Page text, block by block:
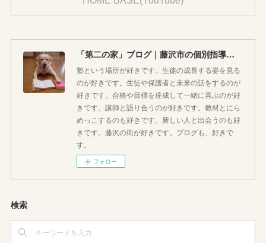
「第二の家」ブログ｜藤沢市の個別指導塾のお話
塾という場所が好きです。生徒の成長する姿を見る
のが好きです。生徒や保護者と未来の話をするのが
好きです。合格や目標を達成して一緒に喜ぶのが好
きです。講師と語り合うのが好きです。教材とにら
めっこするのも好きです。新しい人と出会うのも好
きです。藤沢の街が好きです。ブログも、好きで
す。
フォロー
検索